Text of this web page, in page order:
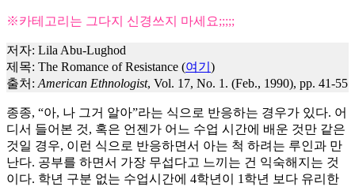
※카테고리는 그다지 신경쓰지 마세요;;;;;
저자: Lila Abu-Lughod
제목: The Romance of Resistance (여기 )
출처:American Ethnologist, Vol. 17, No. 1. (Feb., 1990), pp. 41-55
종종, “아, 나 그거 알아”라는 식으로 반응하는 경우가 있다. 어
디서 들어본 것, 혹은 언젠가 어느 수업 시간에 배운 것만 같은
것일 경우, 이런 식으로 반응하면서 아는 척 하려는 루인과 만
난다. 공부를 하면서 가장 무섭다고 느끼는 건 익숙해지는 것
이다. 학년 구분 없는 수업시간에 4학년이 1학년 보다 유리한